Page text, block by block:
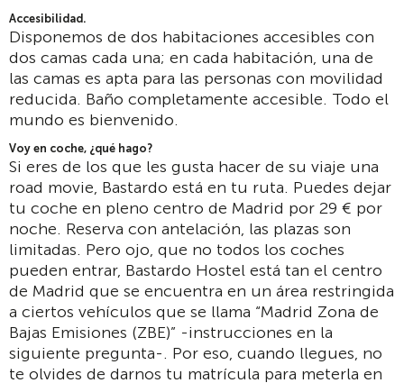
Accesibilidad.
Disponemos de dos habitaciones accesibles con
dos camas cada una; en cada habitación, una de
las camas es apta para las personas con movilidad
reducida. Baño completamente accesible. Todo el
mundo es bienvenido.
Voy en coche, ¿qué hago?
Si eres de los que les gusta hacer de su viaje una
road movie, Bastardo está en tu ruta. Puedes dejar
tu coche en pleno centro de Madrid por 29 € por
noche. Reserva con antelación, las plazas son
limitadas. Pero ojo, que no todos los coches
pueden entrar, Bastardo Hostel está tan el centro
de Madrid que se encuentra en un área restringida
a ciertos vehículos que se llama “Madrid Zona de
Bajas Emisiones (ZBE)” -instrucciones en la
siguiente pregunta-. Por eso, cuando llegues, no
te olvides de darnos tu matrícula para meterla en